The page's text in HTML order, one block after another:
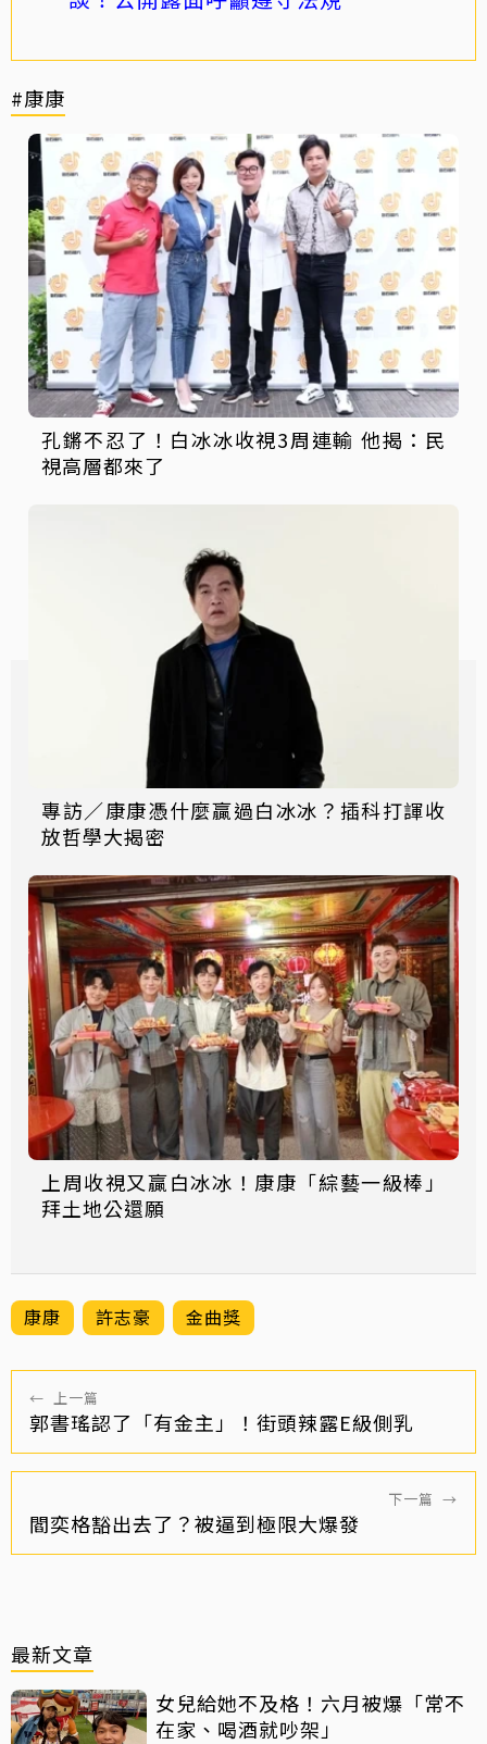
#康康
孔鏘不忍了！白冰冰收視3周連輸 他揭：民
視高層都來了
專訪／康康憑什麼贏過白冰冰？插科打諢收
放哲學大揭密
上周收視又贏白冰冰！康康「綜藝一級棒」
拜土地公還願
康康 許志豪 金曲獎
← 上一篇
郭書瑤認了「有金主」！街頭辣露E級側乳
下一篇 →
閻奕格豁出去了？被逼到極限大爆發
最新文章
女兒給她不及格！六月被爆「常不
在家、喝酒就吵架」